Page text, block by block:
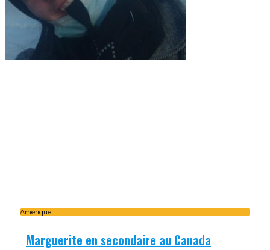
Amérique
Marguerite en secondaire au Canada